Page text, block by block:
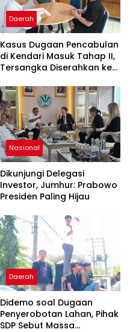
Daerah
Kasus Dugaan Pencabulan
di Kendari Masuk Tahap II,
Tersangka Diserahkan ke
Nasional
Dikunjungi Delegasi
Investor, Jumhur: Prabowo
Presiden Paling Hijau
Daerah
Didemo soal Dugaan
Penyerobotan Lahan, Pihak
SDP Sebut Massa